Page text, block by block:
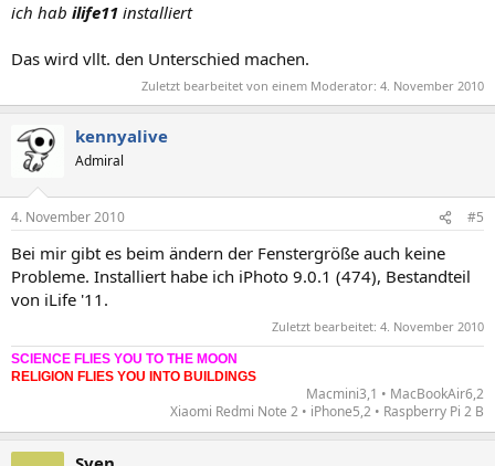
ich hab ilife11 installiert
Das wird vllt. den Unterschied machen.
Zuletzt bearbeitet von einem Moderator: 4. November 2010
kennyalive
Admiral
4. November 2010 #5
Bei mir gibt es beim ändern der Fenstergröße auch keine
Probleme. Installiert habe ich iPhoto 9.0.1 (474), Bestandteil
von iLife '11.
Zuletzt bearbeitet: 4. November 2010
SCIENCE FLIES YOU TO THE MOON
RELIGION FLIES YOU INTO BUILDINGS
Macmini3,1 • MacBookAir6,2
Xiaomi Redmi Note 2 • iPhone5,2 • Raspberry Pi 2 B​